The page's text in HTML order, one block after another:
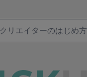
クリエイターのはじめ方